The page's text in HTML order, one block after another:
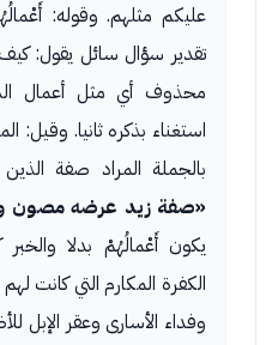
عليكم مثلهم. وقوله:
تقدير سؤال سائل يقول:
محذوف أي مثل أعمال
استغناء بذكره ثانيا. وقيل:
بالجملة المراد صفة
«صفة زيد عرضه مصون
يكون أَعْمالُهُمْ بدلا
الكفرة المكارم التي كانت
وفداء الأسارى وعقر الإبل